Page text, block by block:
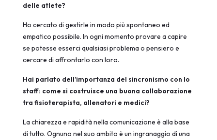
delle atlete?
Ho cercato di gestirle in modo più spontaneo ed
empatico possibile. In ogni momento provare a capire
se potesse esserci qualsiasi problema o pensiero e
cercare di affrontarlo con loro.
Hai parlato dell’importanza del sincronismo con lo
staff: come si costruisce una buona collaborazione
tra fisioterapista, allenatori e medici?
La chiarezza e rapidità nella comunicazione è alla base
di tutto. Ognuno nel suo ambito è un ingranaggio di una